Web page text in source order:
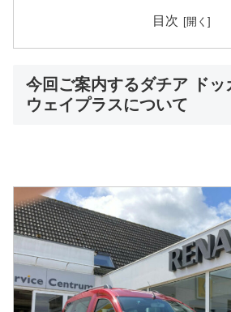
目次
今回ご案内するダチア ドッ
ウェイプラスについて